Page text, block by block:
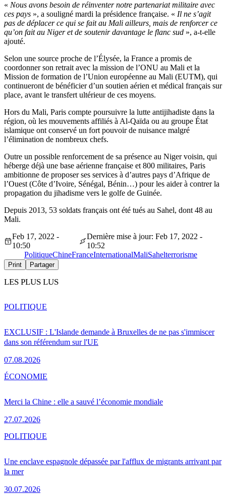
« Nous avons besoin de réinventer notre partenariat militaire avec
ces pays », a souligné mardi la présidence française. « Il ne s’agit
pas de déplacer ce qui se fait au Mali ailleurs, mais de renforcer ce
qu’on fait au Niger et de soutenir davantage le flanc sud », a-t-elle
ajouté.
Selon une source proche de l’Élysée, la France a promis de
coordonner son retrait avec la mission de l’ONU au Mali et la
Mission de formation de l’Union européenne au Mali (EUTM), qui
continueront de bénéficier d’un soutien aérien et médical français sur
place, avant le transfert ultérieur de ces moyens.
Hors du Mali, Paris compte poursuivre la lutte antijihadiste dans la
région, où les mouvements affiliés à Al-Qaïda ou au groupe État
islamique ont conservé un fort pouvoir de nuisance malgré
l’élimination de nombreux chefs.
Outre un possible renforcement de sa présence au Niger voisin, qui
héberge déjà une base aérienne française et 800 militaires, Paris
ambitionne de proposer ses services à d’autres pays d’Afrique de
l’Ouest (Côte d’Ivoire, Sénégal, Bénin…) pour les aider à contrer la
propagation du jihadisme vers le golfe de Guinée.
Depuis 2013, 53 soldats français ont été tués au Sahel, dont 48 au
Mali.
Feb 17, 2022 -
10:50
Dernière mise à jour: Feb 17, 2022 -
10:52
PolitiqueChineFranceInternationalMaliSahelterrorisme
Print Partager
LES PLUS LUS
EXCLUSIF : L'Islande demande à Bruxelles de ne pas s'immiscer
dans son référendum sur l'UE
07.08.2026
POLITIQUE
Merci la Chine : elle a sauvé l’économie mondiale
27.07.2026
ÉCONOMIE
Une enclave espagnole dépassée par l'afflux de migrants arrivant par
la mer
30.07.2026
POLITIQUE